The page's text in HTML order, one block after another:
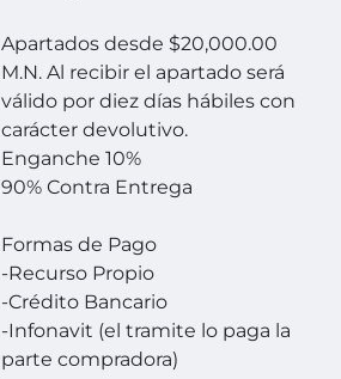
Apartados desde $20,000.00
M.N. Al recibir el apartado será
válido por diez días hábiles con
carácter devolutivo.
Enganche 10%
90% Contra Entrega
Formas de Pago
-Recurso Propio
-Crédito Bancario
-Infonavit (el tramite lo paga la
parte compradora)